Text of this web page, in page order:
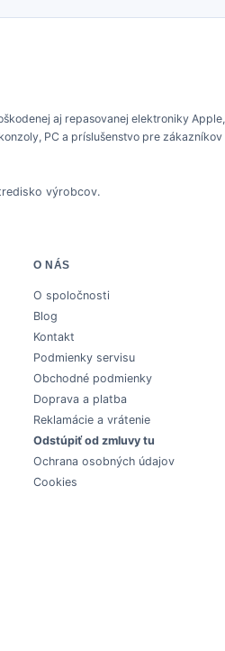
aj repasovanej elektroniky Apple,
PC a príslušenstvo pre zákazníkov
výrobcov.
O NÁS
O spoločnosti
Blog
Kontakt
Podmienky servisu
Obchodné podmienky
Doprava a platba
Reklamácie a vrátenie
Odstúpiť od zmluvy tu
Ochrana osobných údajov
Cookies